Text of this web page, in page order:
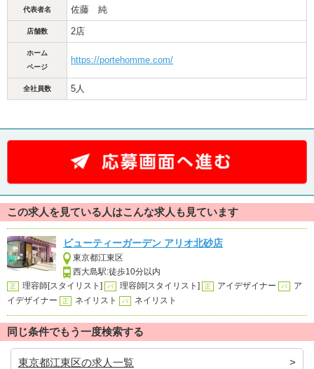
代表者名 佐藤 純
店舗数 2店
ホーム
ページ
https://portehomme.com/
全社員数 5人
この求人を見ている人はこんな求人も見ています
ビューティーガーデン アリオ北砂店
東京都江東区
西大島駅:徒歩10分以内
正 理容師[スタイリスト] パ 理容師[スタイリスト] 正 アイデザイナー パ
ア
イデザイナー
正 ネイリスト パ ネイリスト
同じ条件でもう一度検索する
東京都江東区の求人一覧